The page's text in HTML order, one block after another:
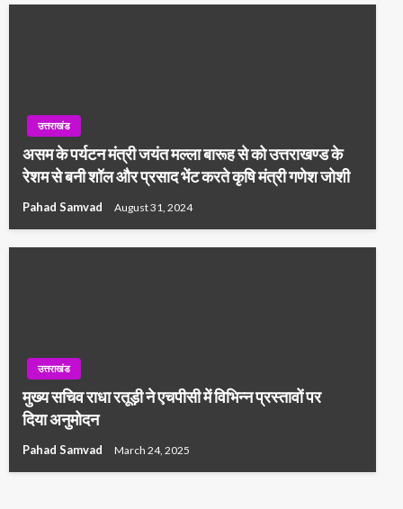
उत्तराखंड
असम के पर्यटन मंत्री जयंत मल्ला बारूह से को उत्तराखण्ड के
रेशम से बनी शॉल और प्रसाद भेंट करते कृषि मंत्री गणेश जोशी
Pahad Samvad August 31, 2024
उत्तराखंड
मुख्य सचिव राधा रतूड़ी ने एचपीसी में विभिन्न प्रस्तावों पर
दिया अनुमोदन
Pahad Samvad March 24, 2025